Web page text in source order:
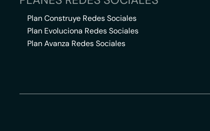
Plan Construye Redes Sociales
Plan Evoluciona Redes Sociales
Plan Avanza Redes Sociales